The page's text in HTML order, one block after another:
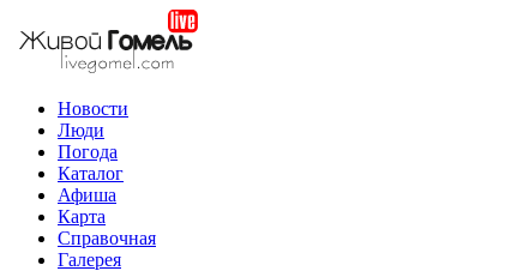
Новости
Люди
Погода
Каталог
Афиша
Карта
Справочная
Галерея